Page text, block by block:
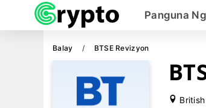
Panguna
Balay BTSE Revizyon